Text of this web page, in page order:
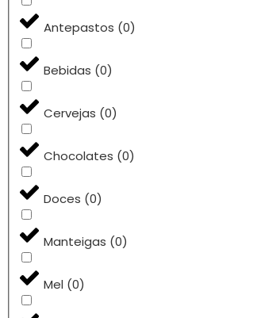
Antepastos (0)
Bebidas (0)
Cervejas (0)
Chocolates (0)
Doces (0)
Manteigas (0)
Mel (0)